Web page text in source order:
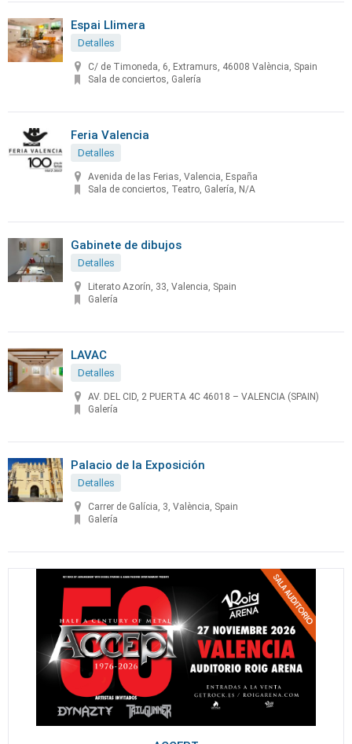
Espai Llimera
Detalles
C/ de Timoneda, 6, Extramurs, 46008 València, Spain
Sala de conciertos, Galería
Feria Valencia
Detalles
Avenida de las Ferias, Valencia, España
Sala de conciertos, Teatro, Galería, N/A
Gabinete de dibujos
Detalles
Literato Azorín, 33, Valencia, Spain
Galería
LAVAC
Detalles
AV. DEL CID, 2 PUERTA 4C 46018 – VALENCIA (SPAIN)
Galería
Palacio de la Exposición
Detalles
Carrer de Galícia, 3, València, Spain
Galería